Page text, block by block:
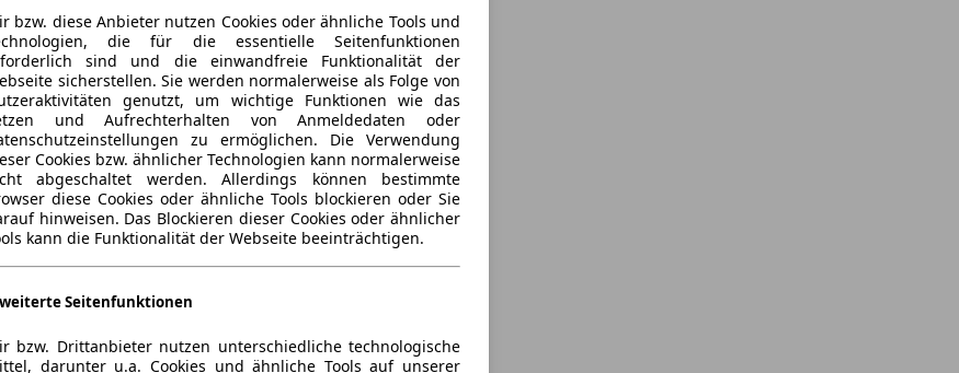
bzw. diese Anbieter nutzen Cookies oder ähnliche Tools und
die für die essentielle Seitenfunktionen
sind und die einwandfreie Funktionalität der
sicherstellen. Sie werden normalerweise als Folge von
genutzt, um wichtige Funktionen wie das
und Aufrechterhalten von Anmeldedaten oder
zu ermöglichen. Die Verwendung
Cookies bzw. ähnlicher Technologien kann normalerweise
abgeschaltet werden. Allerdings können bestimmte
diese Cookies oder ähnliche Tools blockieren oder Sie
hinweisen. Das Blockieren dieser Cookies oder ähnlicher
kann die Funktionalität der Webseite beeinträchtigen.
Seitenfunktionen
bzw. Drittanbieter nutzen unterschiedliche technologische
darunter u.a. Cookies und ähnliche Tools auf unserer